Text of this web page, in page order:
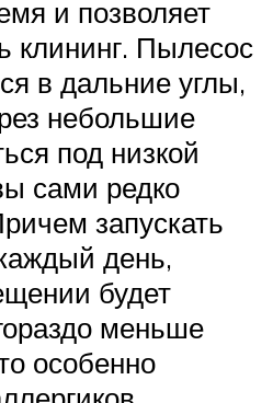
и позволяет
клининг. Пылесос
в дальние углы,
небольшие
под низкой
сами редко
запускать
день,
будет
меньше
особенно